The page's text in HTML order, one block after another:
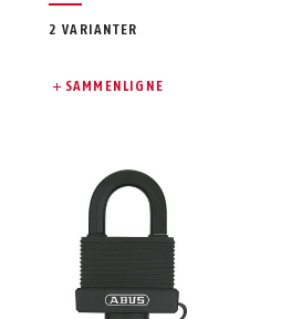
2 VARIANTER
SAMMENLIGNE